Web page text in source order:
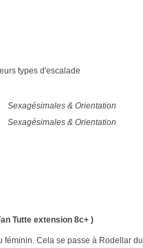
types d'escalade
Sexagésimales & Orientation
Sexagésimales & Orientation
Tutte extension 8c+ )
féminin. Cela se passe à Rodellar du